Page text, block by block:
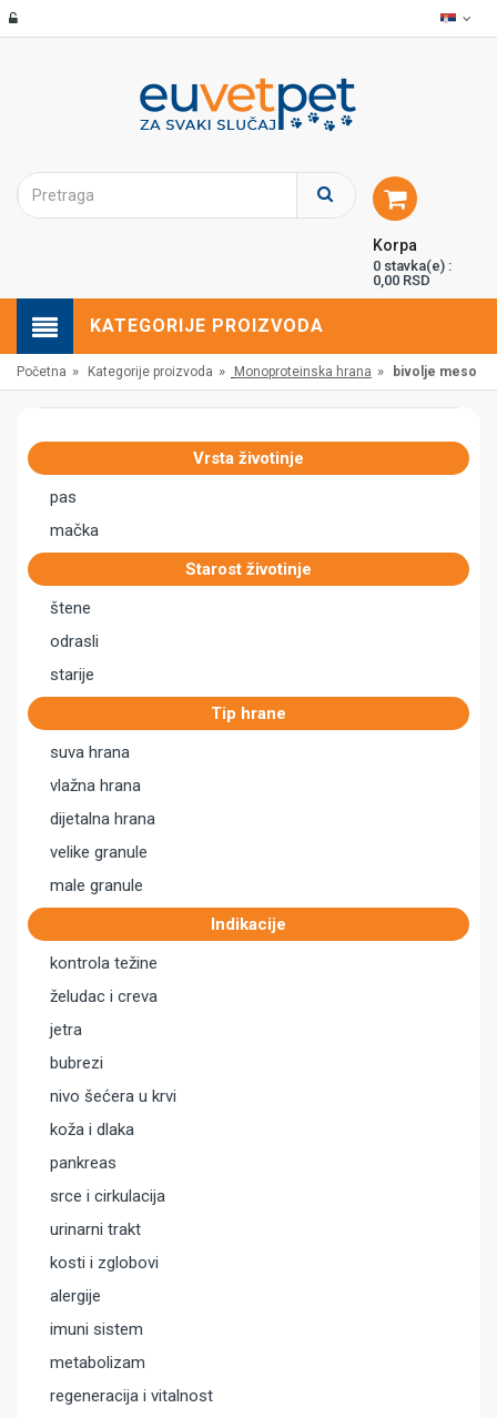
Korpa
0 stavka(e) :
0,00 RSD
KATEGORIJE PROIZVODA
Početna » Kategorije proizvoda » Monoproteinska hrana » bivolje meso
Vrsta životinje
pas
mačka
Starost životinje
štene
odrasli
starije
Tip hrane
suva hrana
vlažna hrana
dijetalna hrana
velike granule
male granule
Indikacije
kontrola težine
želudac i creva
jetra
bubrezi
nivo šećera u krvi
koža i dlaka
pankreas
srce i cirkulacija
urinarni trakt
kosti i zglobovi
alergije
imuni sistem
metabolizam
regeneracija i vitalnost